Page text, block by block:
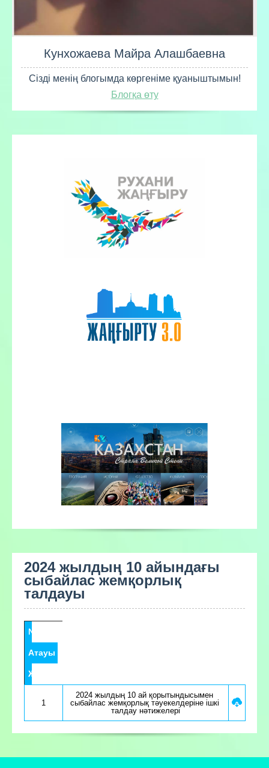
Кунхожаева Майра Алашбаевна
Сізді менің блогымда көргеніме қуаныштымын!
Блогқа өту
2024 жылдың 10 айындағы
сыбайлас жемқорлық
талдауы
№
Атауы
Жүктеу
1
2024 жылдың 10 ай қорытындысымен
сыбайлас жемқорлық тәуекелдеріне ішкі
талдау нәтижелері